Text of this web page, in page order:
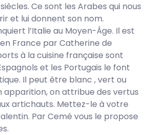
Ce sont les Arabes qui nous
et lui donnent son nom.
l’Italie au Moyen-Âge. Il est
France par Catherine de
à la cuisine française sont
et les Portugais le font
Il peut être blanc , vert ou
apparition, on attribue des vertus
artichauts. Mettez-le à votre
Par Cemé vous le propose